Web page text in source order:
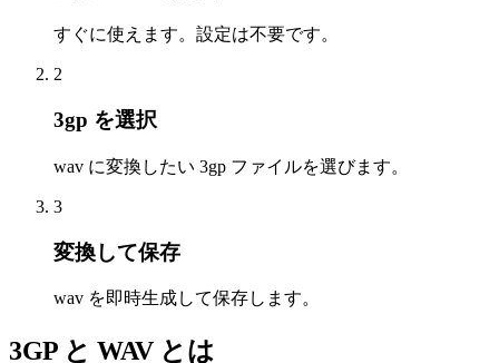
すぐに使えます。設定は不要です。
2
3gp を選択
wav に変換したい 3gp ファイルを選びます。
3
変換して保存
wav を即時生成して保存します。
3GP と WAV とは